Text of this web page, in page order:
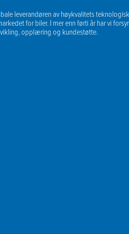
leverandøren av høykvalitets
for biler. I mer enn førti år har vi
opplæring og kundestøtte.